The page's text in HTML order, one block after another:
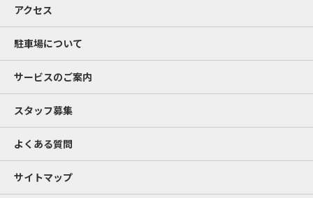
アクセス
駐車場について
サービスのご案内
スタッフ募集
よくある質問
サイトマップ